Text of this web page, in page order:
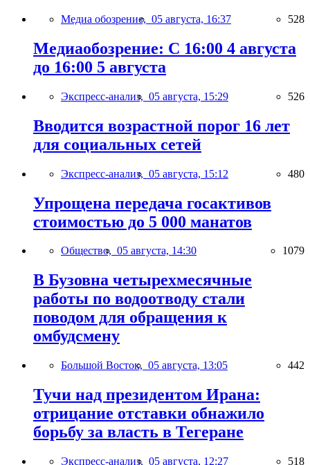
Медиа обозрение, 05 августа, 16:37 528
Медиаобозрение: С 16:00 4 августа
до 16:00 5 августа
Экспресс-анализ, 05 августа, 15:29 526
Вводится возрастной порог 16 лет
для социальных сетей
Экспресс-анализ, 05 августа, 15:12 480
Упрощена передача госактивов
стоимостью до 5 000 манатов
Общество, 05 августа, 14:30 1079
В Бузовна четырехмесячные
работы по водоотводу стали
поводом для обращения к
омбудсмену
Большой Восток, 05 августа, 13:05 442
Тучи над президентом Ирана:
отрицание отставки обнажило
борьбу за власть в Тегеране
Экспресс-анализ, 05 августа, 12:27 518